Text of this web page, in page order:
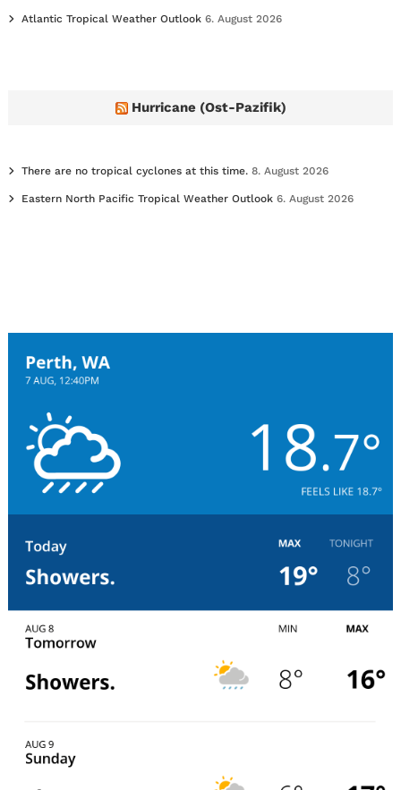
Atlantic Tropical Weather Outlook 6. August 2026
Hurricane (Ost-Pazifik)
There are no tropical cyclones at this time. 8. August 2026
Eastern North Pacific Tropical Weather Outlook 6. August 2026